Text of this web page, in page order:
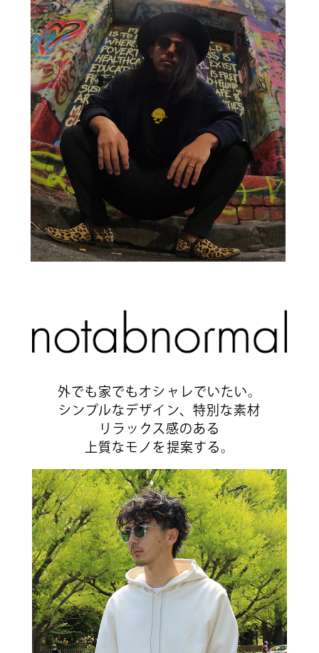
外でも家でもオシャレでいたい。
シンプルなデザイン、特別な素材
リラックス感のある
上質なモノを提案する。